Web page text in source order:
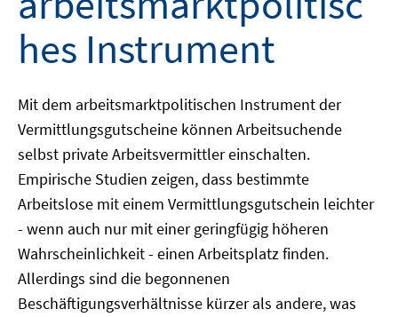
hes Instrument
Mit dem arbeitsmarktpolitischen Instrument der
Vermittlungsgutscheine können Arbeitsuchende
selbst private Arbeitsvermittler einschalten.
Empirische Studien zeigen, dass bestimmte
Arbeitslose mit einem Vermittlungsgutschein leichter
- wenn auch nur mit einer geringfügig höheren
Wahrscheinlichkeit - einen Arbeitsplatz finden.
Allerdings sind die begonnenen
Beschäftigungsverhältnisse kürzer als andere, was